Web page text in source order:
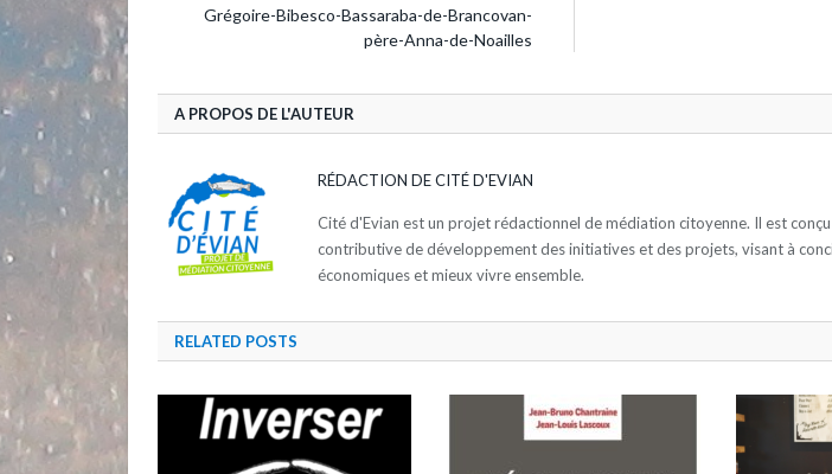
Grégoire-Bibesco-Bassaraba-de-Brancovan-
père-Anna-de-Noailles
A PROPOS DE L'AUTEUR
RÉDACTION DE CITÉ D'EVIAN
Cité d'Evian est un projet rédactionnel de médiation citoyenne. Il est
contributive de développement des initiatives et des projets, visant à
économiques et mieux vivre ensemble.
RELATED POSTS